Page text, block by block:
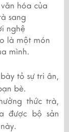
hóa của
sang
nghệ
là một món
mình.
tỏ sự tri ân,
bè.
thức trà,
được bộ sản